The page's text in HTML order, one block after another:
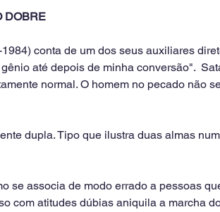
DOBRE
conta de um dos seus auxiliares
até depois de minha conversão".
normal. O homem no pecado não
dupla. Tipo que ilustra duas almas
se associa de modo errado a pessoas
com atitudes dúbias aniquila a marcha